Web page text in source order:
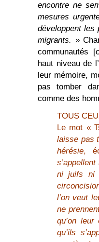
encontre ne
mesures
développent les
migrants. »
communautés
haut niveau de
leur mémoire,
pas tomber
comme des
TOUS
Le mot «
laisse pas
hérésie,
ni juifs ni
l’on veut
ne
qu’on
qu’ils